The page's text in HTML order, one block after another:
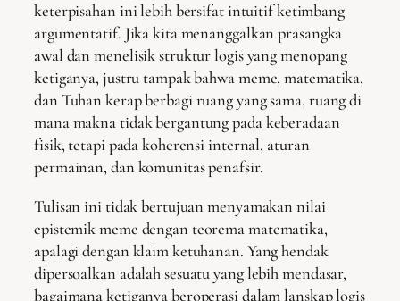
keterpisahan ini lebih bersifat intuitif ketimbang
argumentatif. Jika kita menanggalkan prasangka
awal dan menelisik struktur logis yang menopang
ketiganya, justru tampak bahwa meme, matematika,
dan Tuhan kerap berbagi ruang yang sama, ruang di
mana makna tidak bergantung pada keberadaan
fisik, tetapi pada koherensi internal, aturan
permainan, dan komunitas penafsir.
Tulisan ini tidak bertujuan menyamakan nilai
epistemik meme dengan teorema matematika,
apalagi dengan klaim ketuhanan. Yang hendak
dipersoalkan adalah sesuatu yang lebih mendasar,
bagaimana ketiganya beroperasi dalam lanskap logis